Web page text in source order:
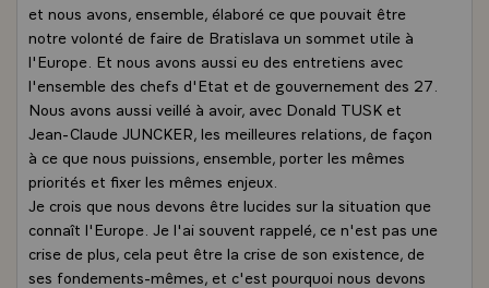
et nous avons, ensemble, élaboré ce que pouvait être
notre volonté de faire de Bratislava un sommet utile à
l'Europe. Et nous avons aussi eu des entretiens avec
l'ensemble des chefs d'Etat et de gouvernement des 27.
Nous avons aussi veillé à avoir, avec Donald TUSK et
Jean-Claude JUNCKER, les meilleures relations, de façon
à ce que nous puissions, ensemble, porter les mêmes
priorités et fixer les mêmes enjeux.
Je crois que nous devons être lucides sur la situation que
connaît l'Europe. Je l'ai souvent rappelé, ce n'est pas une
crise de plus, cela peut être la crise de son existence, de
ses fondements-mêmes, et c'est pourquoi nous devons